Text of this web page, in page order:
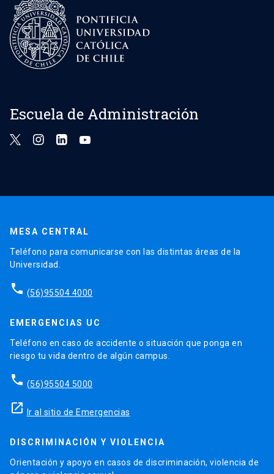
Escuela de Administración
MESA CENTRAL
Teléfono para comunicarse con las distintas áreas de la
Universidad.
phone (56)95504 4000
EMERGENCIAS UC
Teléfono en caso de accidente o situación que ponga en
riesgo tu vida dentro de algún campus.
phone (56)95504 5000
launch Ir al sitio de Emergencias
DISCRIMINACIÓN Y VIOLENCIA
Orientación y apoyo en casos de discriminación, violencia de